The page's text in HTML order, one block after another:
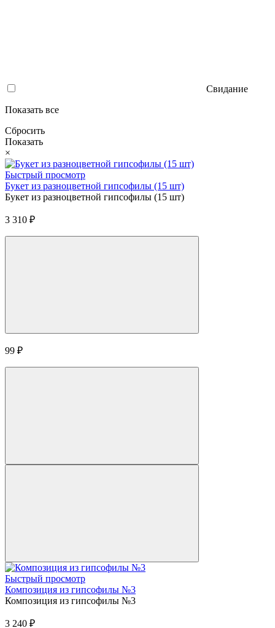
Свидание
Показать все
Сбросить
Показать
×
Быстрый просмотр
Букет из разноцветной гипсофилы (15 шт)
Букет из разноцветной гипсофилы (15 шт)
3 310 ₽
99 ₽
Быстрый просмотр
Композиция из гипсофилы №3
Композиция из гипсофилы №3
3 240 ₽